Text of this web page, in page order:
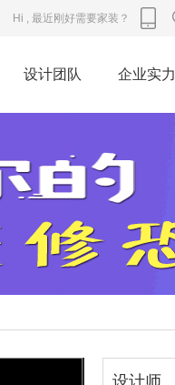
Hi , 最近刚好需要家装？
设计团队 企业实力
设计师